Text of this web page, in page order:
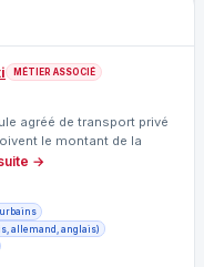
MÉTIER ASSOCIÉ
agréé de transport privé
le montant de la
→
allemand, anglais)